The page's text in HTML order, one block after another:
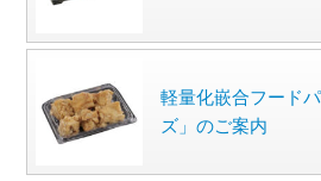
軽量化嵌合フード
ズ」のご案内